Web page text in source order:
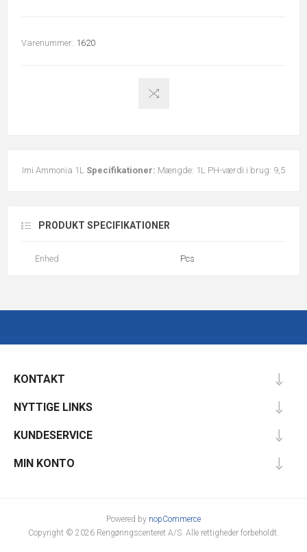
Varenummer: 1620
Imi Ammonia 1L Specifikationer: Mængde: 1L PH-værdi i brug: 9,5
PRODUKT SPECIFIKATIONER
Enhed Pcs
KONTAKT
NYTTIGE LINKS
KUNDESERVICE
MIN KONTO
Powered by nopCommerce
Copyright © 2026 Rengøringscenteret A/S. Alle rettigheder forbeholdt.